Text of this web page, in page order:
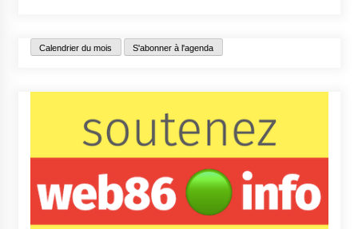
Calendrier du mois S'abonner à l'agenda